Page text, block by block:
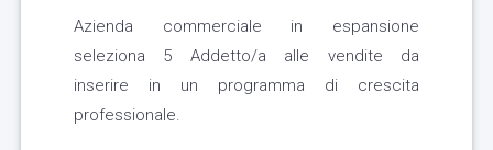
Azienda commerciale in espansione
seleziona 5 Addetto/a alle vendite da
inserire in un programma di crescita
professionale.